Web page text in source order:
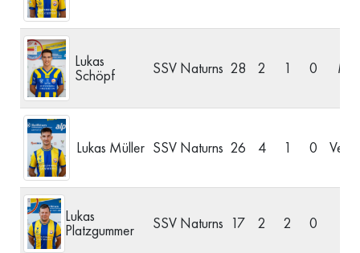
Lukas
Schöpf SSV Naturns 28 2 1 0
Lukas Müller SSV Naturns 26 4 1 0
Lukas
Platzgummer SSV Naturns 17 2 2 0